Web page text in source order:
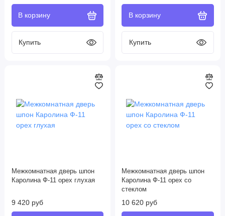
Межкомнатная дверь шпон
Каролина Ф-11 орех глухая
9 420 руб
Межкомнатная дверь шпон
Каролина Ф-11 орех со
стеклом
10 620 руб